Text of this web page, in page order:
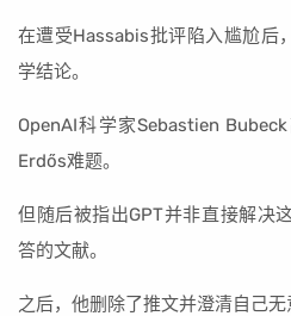
在遭受Hassabis批评陷入尴尬后
学结论。
OpenAI科学家Sebastien
Erdős难题。
但随后被指出GPT并非直接解决
答的文献。
之后，他删除了推文并澄清自己无